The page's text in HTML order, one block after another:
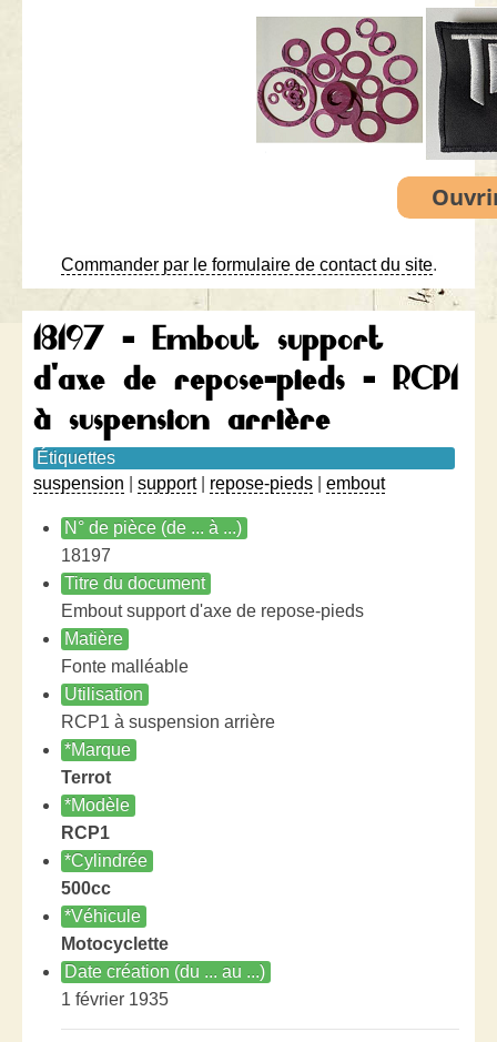
Commander par le formulaire de contact du site.
18197 - Embout support
d'axe de repose-pieds - RCP1
à suspension arrière
Étiquettes
suspension
support| repose-pieds embout
N° de pièce (de ... à ...)
18197
Titre du document
Embout support d'axe de repose-pieds
Matière
Fonte malléable
Utilisation
RCP1 à suspension arrière
*Marque
Terrot
*Modèle
RCP1
*Cylindrée
500cc
*Véhicule
Motocyclette
Date création (du ... au ...)
1 février 1935